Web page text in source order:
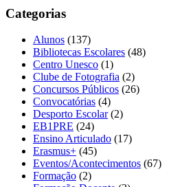
Categorias
Alunos (137)
Bibliotecas Escolares (48)
Centro Unesco (1)
Clube de Fotografia (2)
Concursos Públicos (26)
Convocatórias (4)
Desporto Escolar(2)
EB1PRE (24)
Ensino Articulado (17)
Erasmus+ (45)
Eventos/Acontecimentos (67)
Formação (2)